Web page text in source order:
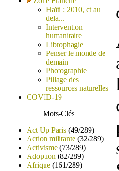
Haïti : 2010, et au
dela...
Intervention
humanitaire
Librophagie
Penser le monde de
demain
Photographie
Pillage des
ressources naturelles
COVID-19
Mots-Clés
Act Up Paris (49/289)
Action militante (32/289)
Activisme (73/289)
Adoption (82/289)
Afrique (161/289)